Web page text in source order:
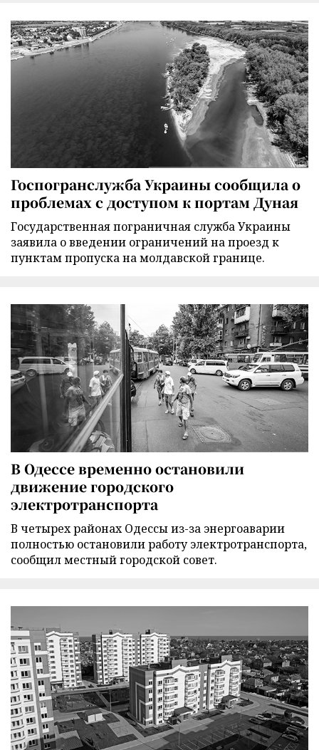
Госпогранслужба Украины сообщила о
проблемах с доступом к портам Дуная
Государственная пограничная служба Украины
заявила о введении ограничений на проезд к
пунктам пропуска на молдавской границе.
В Одессе временно остановили
движение городского
электротранспорта
В четырех районах Одессы из-за энергоаварии
полностью остановили работу электротранспорта,
сообщил местный городской совет.